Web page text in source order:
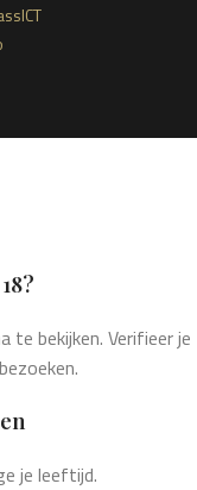
te bekijken. Verifieer je
je leeftijd.